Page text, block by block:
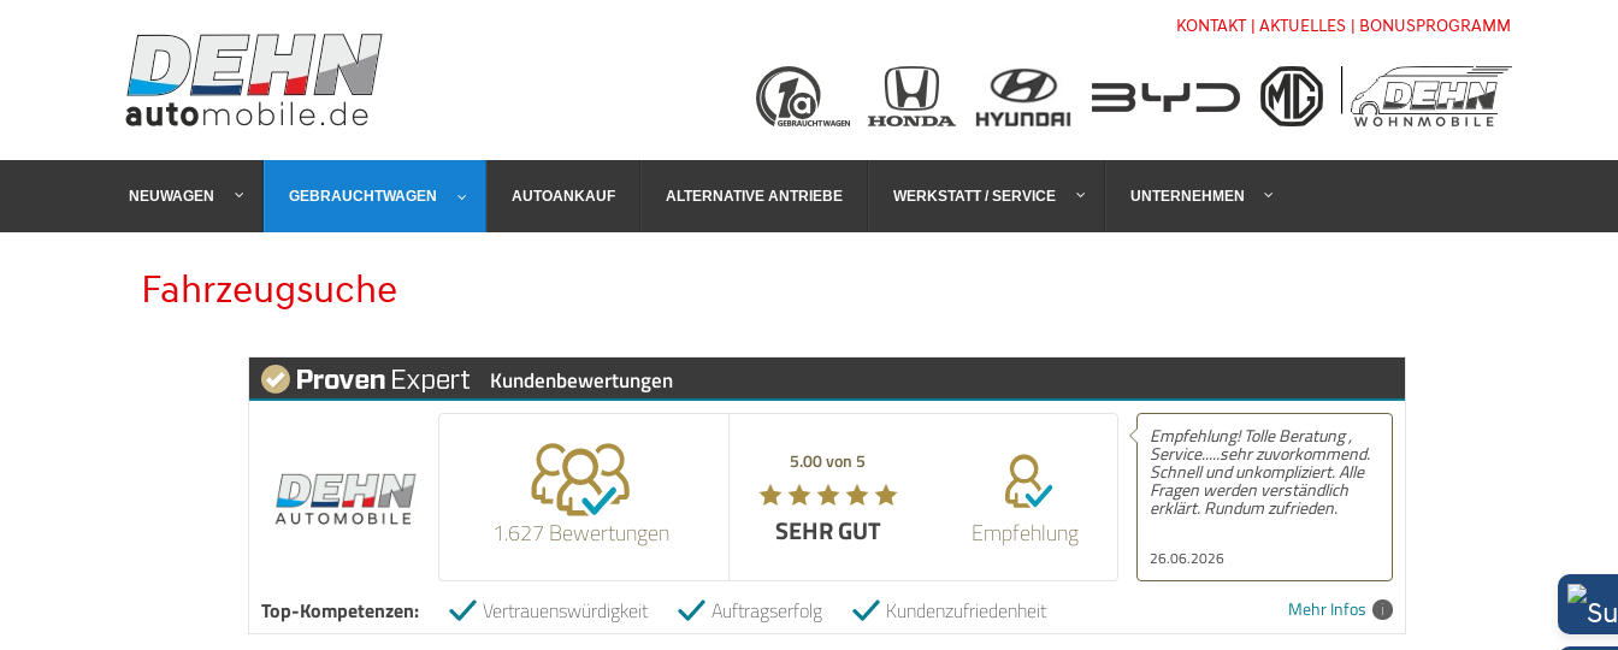
KONTAKT | AKTUELLES | BONUSPROGRAMM
NEUWAGEN GEBRAUCHTWAGEN AUTOANKAUF ALTERNATIVE ANTRIEBE WERKSTATT / SERVICE UNTERNEHMEN
Fahrzeugsuche
Kundenbewertungen
1.627 Bewertungen
5.00 von 5
SEHR GUT Empfehlung
26.06.2026
Empfehlung! Tolle Beratung ,
Service.....sehr zuvorkommend.
Schnell und unkompliziert. Alle
Fragen werden verständlich
erklärt. Rundum zufrieden.
Mehr Infos
Top-Kompetenzen: Vertrauenswürdigkeit Auftragserfolg Kundenzufriedenheit